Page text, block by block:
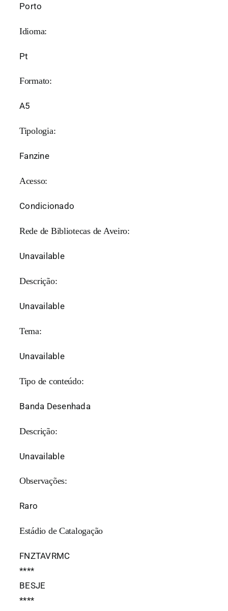
Porto
Idioma:
Pt
Formato:
A5
Tipologia:
Fanzine
Acesso:
Condicionado
Rede de Bibliotecas de Aveiro:
Unavailable
Descrição:
Unavailable
Tema:
Unavailable
Tipo de conteúdo:
Banda Desenhada
Descrição:
Unavailable
Observações:
Raro
Estádio de Catalogação
FNZTAVRMC
****
BESJE
****